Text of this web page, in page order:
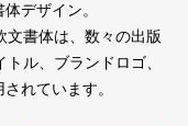
デザイン。
文書体は、数々の出版
ル、ブランドロゴ、
れています。